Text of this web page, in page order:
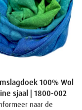
100% Wol
sjaal | 1800-002
naar de